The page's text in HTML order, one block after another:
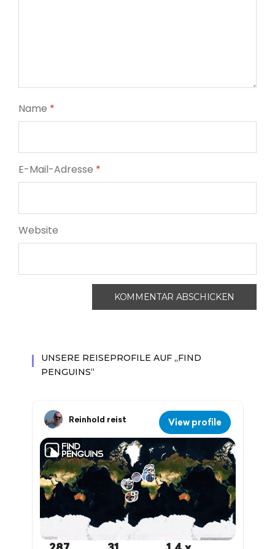
Name *
E-Mail-Adresse *
Website
UNSERE REISEPROFILE AUF „FIND
PENGUINS“